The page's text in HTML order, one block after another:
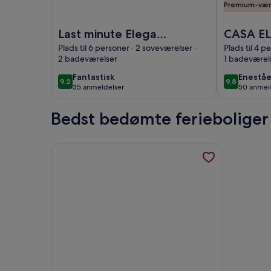
Last minute Elegant
lejlighed i villa med
swimmingpool
Plads til 6 personer · 2 soveværelser ·
2 badeværelser
9,29,2 ud af 10
Fantastisk
fantastisk
35 anmeldelser
(35
Premium-
CASA
have og
Plads til 4
1
9,89,8 ud af 10
50
(50
Bedst bedømte ferieboliger